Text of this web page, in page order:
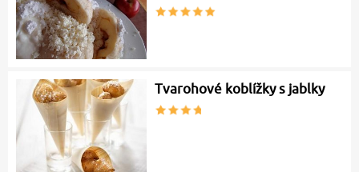
Tvarohové koblížky s jablky